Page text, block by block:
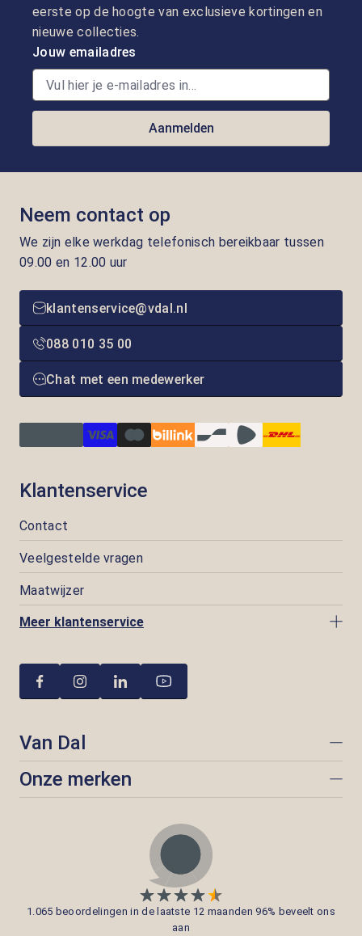
eerste op de hoogte van exclusieve kortingen en
nieuwe collecties.
Jouw emailadres
Aanmelden
Neem contact op
We zijn elke werkdag telefonisch bereikbaar tussen
09.00 en 12.00 uur
klantenservice@vdal.nl
088 010 35 00
Chat met een medewerker
Klantenservice
Contact
Veelgestelde vragen
Maatwijzer
Meer klantenservice
Van Dal
Onze merken
1.065 beoordelingen in de laatste 12 maanden 96% beveelt ons
aan